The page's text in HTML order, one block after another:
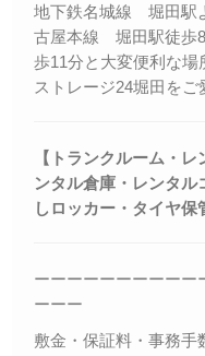
地下鉄名城線 堀田駅
古屋本線 堀田駅徒歩
歩11分と大変便利な
ストレージ24堀田をご
【トランクルーム・
ンタル倉庫・レンタル
しロッカー・ タイヤ保
ーーーーーーーーーー
ーーー
敷金・保証料・事務手